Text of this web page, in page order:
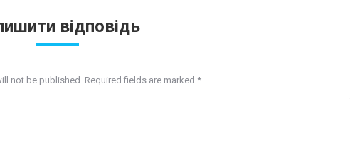
відповідь
not be published. Required fields are marked *